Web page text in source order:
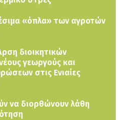
«όπλα» των αγροτών
διοικητικών
γεωργούς και
στις Ενιαίες
να διορθώνουν λάθη